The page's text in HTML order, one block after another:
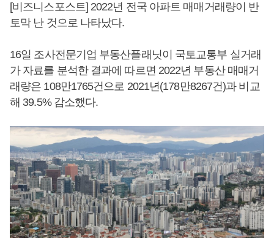
[비즈니스포스트] 2022년 전국 아파트 매매거래량이 반
토막 난 것으로 나타났다.
16일 조사전문기업 부동산플래닛이 국토교통부 실거래
가 자료를 분석한 결과에 따르면 2022년 부동산 매매거
래량은 108만1765건으로 2021년(178만8267건)과 비교
해 39.5% 감소했다.